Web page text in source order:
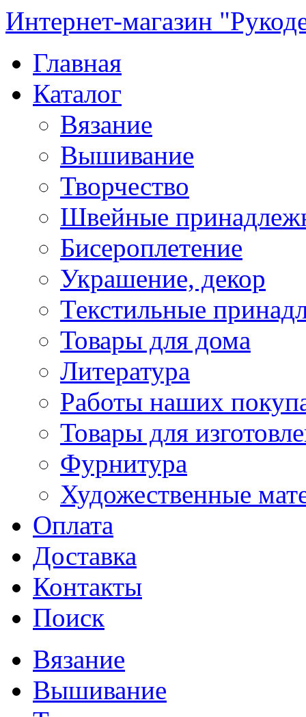
Интернет-магазин
Главная
Каталог
Вязание
Вышивание
Творчество
Швейные
Бисероплетение
Украшение, декор
Текстильные
Товары для дома
Литература
Работы наших
Товары для
Фурнитура
Художественные
Оплата
Доставка
Контакты
Поиск
Вязание
Вышивание